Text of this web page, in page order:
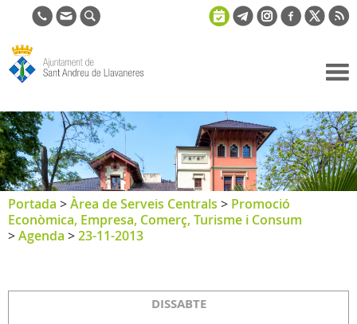
de Sant
Andreu de
Llavaneres
Portada >Àrea de Serveis Centrals > Promoció
Econòmica, Empresa, Comerç, Turisme i Consum
>Agenda >23-11-2013
DISSABTE